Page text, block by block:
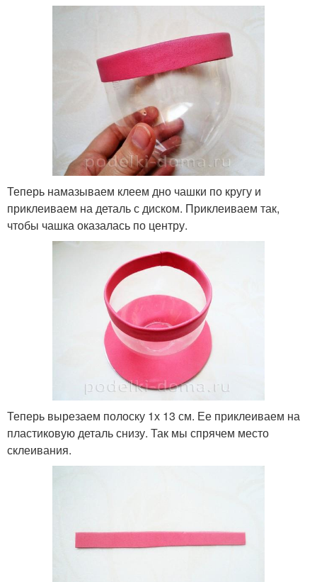
Теперь намазываем клеем дно чашки по кругу и
приклеиваем на деталь с диском. Приклеиваем так,
чтобы чашка оказалась по центру.
Теперь вырезаем полоску 1х 13 см. Ее приклеиваем на
пластиковую деталь снизу. Так мы спрячем место
склеивания.